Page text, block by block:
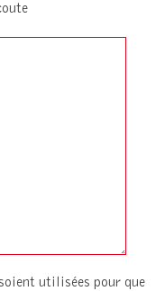
utilisées pour que